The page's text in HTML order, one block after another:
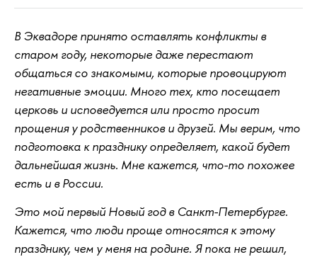
В Эквадоре принято оставлять конфликты в
старом году, некоторые даже перестают
общаться со знакомыми, которые провоцируют
негативные эмоции. Много тех, кто посещает
церковь и исповедуется или просто просит
прощения у родственников и друзей. Мы верим, что
подготовка к празднику определяет, какой будет
дальнейшая жизнь. Мне кажется, что-то похожее
есть и в России.
Это мой первый Новый год в Санкт-Петербурге.
Кажется, что люди проще относятся к этому
празднику, чем у меня на родине. Я пока не решил,